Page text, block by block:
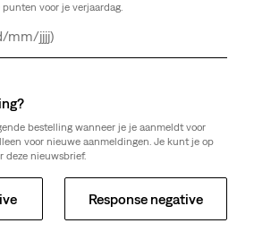
voor je verjaardag.
bestelling wanneer je je aanmeldt voor
voor nieuwe aanmeldingen. Je kunt je op
deze nieuwsbrief.
Response negative